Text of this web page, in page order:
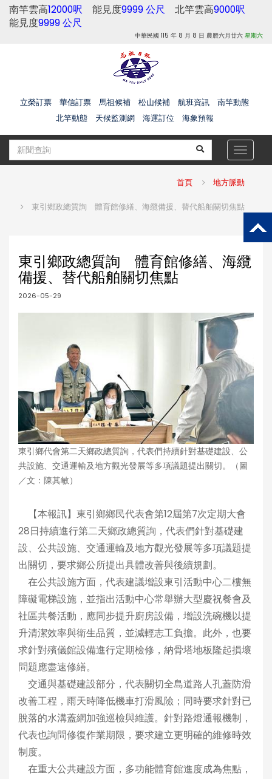
南竿雲高12000呎 能見度9999 公尺 北竿雲高9000呎
能見度9999 公尺
中華民國 115 年 8 月 8 日 農曆六月廿六 星期六
立榮訂票 華信訂票 馬祖候補 松山候補 航班資訊
南竿動態
北竿動態
天候監測網 海運訂位 海象預報
Toggle
首頁 地方脈動
東引鄉政總質詢 體育館修繕、海纜備援、替代船舶關切焦點
東引鄉政總質詢 體育館修繕、海纜
備援、替代船舶關切焦點
2026-05-29
東引鄉代會第二天鄉政總質詢，代表們持續針對基礎建設、公
共設施、交通運輸及地方觀光發展等多項議題提出關切。（圖
／文：陳其敏）
【本報訊】東引鄉鄉民代表會第12屆第7次定期大會
28日持續進行第二天鄉政總質詢，代表們針對基礎建
設、公共設施、交通運輸及地方觀光發展等多項議題提
出關切，要求鄉公所提出具體改善與後續規劃。
在公共設施方面，代表建議增設東引活動中心二樓無
障礙電梯設施，並指出活動中心常舉辦大型慶祝餐會及
社區共餐活動，應同步提升廚房設備，增設洗碗機以提
升清潔效率與衛生品質，並減輕志工負擔。此外，也要
求針對殯儀館設備進行定期檢修，納骨塔地板隆起損壞
問題應盡速修繕。
交通與基礎建設部分，代表關切全島道路人孔蓋防滑
改善工程，雨天時降低機車打滑風險；同時要求針對已
脫落的水溝蓋網加強巡檢與維護。針對路燈通報機制，
代表也詢問修復作業期限，要求建立更明確的維修時效
制度。
在重大公共建設方面，多功能體育館進度成為焦點，